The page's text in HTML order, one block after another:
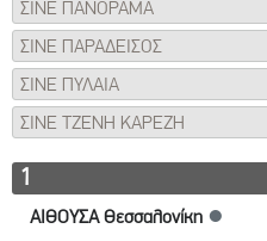
ΣΙΝΕ ΠΑΝΟΡΑΜΑ
ΣΙΝΕ ΠΑΡΑΔΕΙΣΟΣ
ΣΙΝΕ ΠΥΛΑΙΑ
ΣΙΝΕ ΤΖΕΝΗ ΚΑΡΕΖΗ
1
ΑΙΘΟΥΣΑ Θεσσαλονίκη ●